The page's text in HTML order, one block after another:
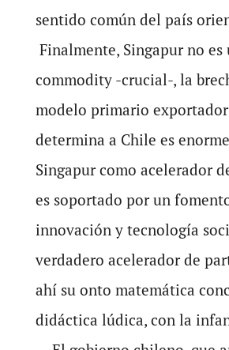
sentido común del país
Finalmente, Singapur no es
commodity -crucial-, la
modelo primario
determina a Chile es
Singapur como acelerador
es soportado por un
innovación y tecnología
verdadero acelerador de
ahí su onto matemática
didáctica lúdica, con la